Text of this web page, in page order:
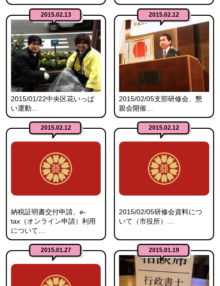
2015.02.13
2015/01/22中央区花いっぱ
い運動…
2015.02.12
2015/02/05支部研修会、懇
親会開催…
2015.02.12
納税証明書交付申請、e-
tax（オンライン申請）利用
について…
2015.02.12
2015/02/05研修会資料につ
いて（市役所）…
2015.01.27 2015.01.19